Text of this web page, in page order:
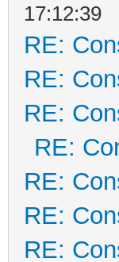
17:12:39
RE:
RE:
RE:
RE:
RE:
RE:
RE: